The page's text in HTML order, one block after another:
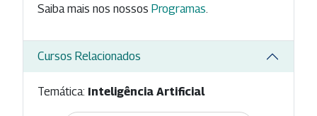
Saiba mais nos nossos Programas
Cursos Relacionados
Temática: Inteligência Artificial